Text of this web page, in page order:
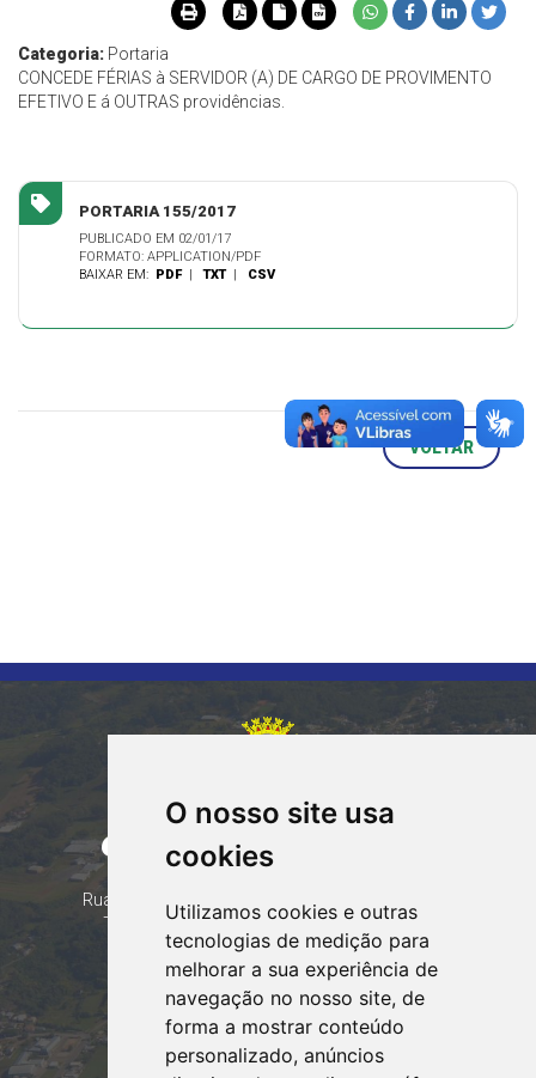
O nosso site usa
cookies
Utilizamos cookies e outras
tecnologias de medição para
melhorar a sua experiência de
navegação no nosso site, de
forma a mostrar conteúdo
personalizado, anúncios
Categoria: Portaria
CONCEDE FÉRIAS à SERVIDOR (A) DE CARGO DE PROVIMENTO
EFETIVO E á OUTRAS providências.
PORTARIA 155/2017
PUBLICADO EM 02/01/17
FORMATO: APPLICATION/PDF
BAIXAR EM: PDF |TXT | CSV
VOLTAR
CORUMBATAÍ DO SUL
PARANÁ
Rua Tocantins 153 Corumbataí - CEP: 86.970-000
Telefone: (44) 99935-8828, (44) 99935-8839
contato@corumbataidosul.pr.gov.br
Atendimento
Segunda a Sexta-feira
07:30h às 11:30h e das 13:00h às 17:00h